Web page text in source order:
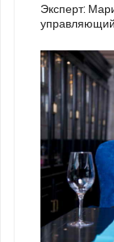
Эксперт:
управляющий